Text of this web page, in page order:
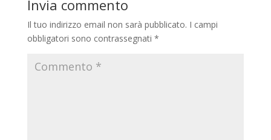
Invia commento
Il tuo indirizzo email non sarà pubblicato. I campi
obbligatori sono contrassegnati *